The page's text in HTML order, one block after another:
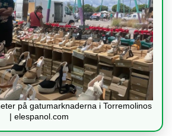
på gatumarknaderna i Torremolinos
| elespanol.com